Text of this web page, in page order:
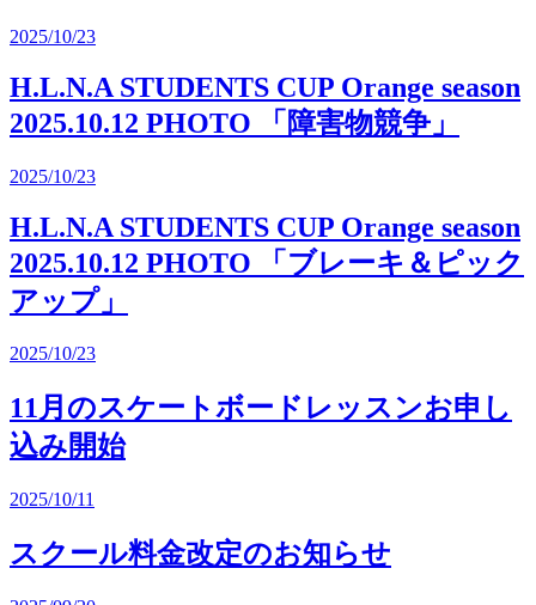
2025/10/23
H.L.N.A STUDENTS CUP Orange season
2025.10.12 PHOTO 「障害物競争」
2025/10/23
H.L.N.A STUDENTS CUP Orange season
2025.10.12 PHOTO 「ブレーキ＆ピック
アップ」
2025/10/23
11月のスケートボードレッスンお申し
込み開始
2025/10/11
スクール料金改定のお知らせ